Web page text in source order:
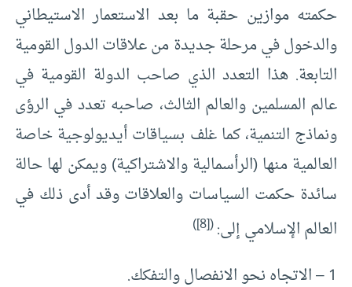
حكمته موازين حقبة ما بعد الاستعمار الاستيطاني
والدخول في مرحلة جديدة من علاقات الدول القومية
التابعة. هذا التعدد الذي صاحب الدولة القومية في
عالم المسلمين والعالم الثالث، صاحبه تعدد في الرؤى
ونماذج التنمية، كما غلف بسياقات أيديولوجية خاصة
العالمية منها (الرأسمالية والاشتراكية) ويمكن لها حالة
سائدة حكمت السياسات والعلاقات وقد أدى ذلك في
العالم الإسلامي إلى:(
[8]
)
1 – الاتجاه نحو الانفصال والتفكك.